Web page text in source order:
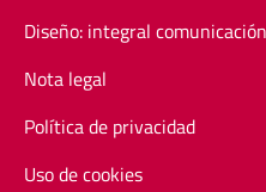
Diseño: integral comunicación
Nota legal
Política de privacidad
Uso de cookies